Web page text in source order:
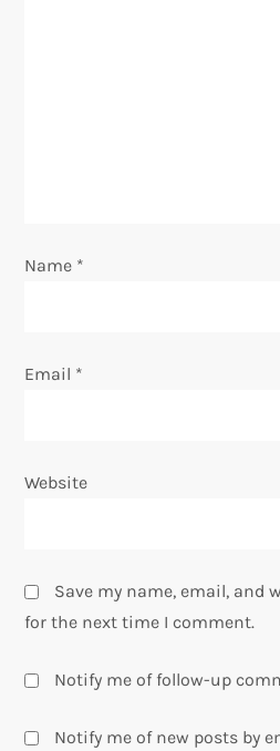
o
Name *
Email *
Website
Save my name, email, and
for the next time I comment.
Notify me of follow-up
Notify me of new posts by